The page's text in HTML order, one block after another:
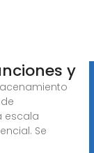
y
escala
Se